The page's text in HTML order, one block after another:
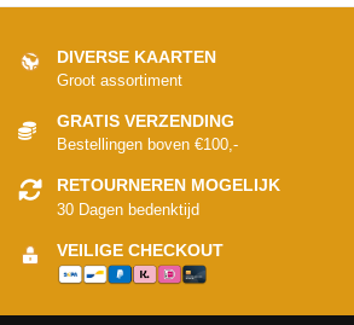
DIVERSE KAARTEN
Groot assortiment
GRATIS VERZENDING
Bestellingen boven €100,-
RETOURNEREN MOGELIJK
30 Dagen bedenktijd
VEILIGE CHECKOUT